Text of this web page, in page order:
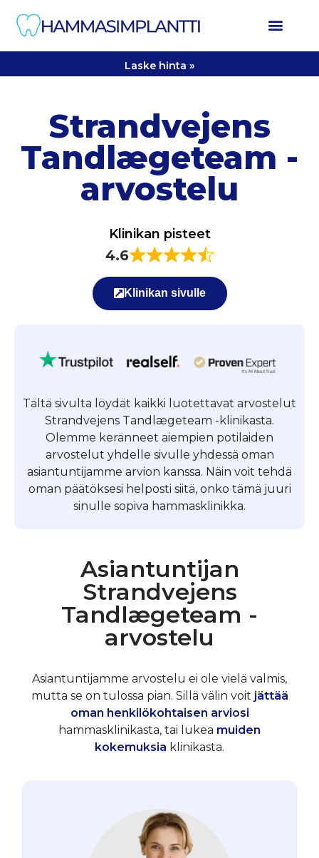
Laske hinta »
Strandvejens
Tandlægeteam -
arvostelu
Klinikan pisteet
4.6
Klinikan sivulle
Tältä sivulta löydät kaikki luotettavat arvostelut
Strandvejens Tandlægeteam -klinikasta.
Olemme keränneet aiempien potilaiden
arvostelut yhdelle sivulle yhdessä oman
asiantuntijamme arvion kanssa. Näin voit tehdä
oman päätöksesi helposti siitä, onko tämä juuri
sinulle sopiva hammasklinikka.
Asiantuntijan
Strandvejens
Tandlægeteam -
arvostelu
Asiantuntijamme arvostelu ei ole vielä valmis,
mutta se on tulossa pian. Sillä välin voit jättää
oman henkilökohtaisen arviosi
hammasklinikasta, tai lukea muiden
kokemuksia klinikasta.